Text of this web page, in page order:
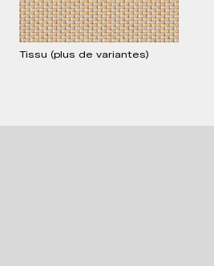
Tissu (plus de variantes)
2D Models
3D Models